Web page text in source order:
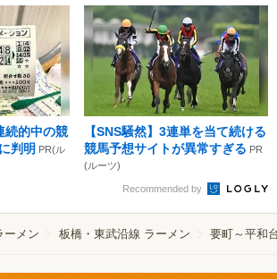
続的中の競
判明 PR(ル
【SNS騒然】3連単を当て続ける
競馬予想サイトが異常すぎる PR
(ルーツ)
Recommended by
ーメン 板橋・東武沿線 ラーメン 要町～平和